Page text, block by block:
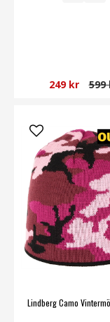
249 kr 599
Lindberg Camo